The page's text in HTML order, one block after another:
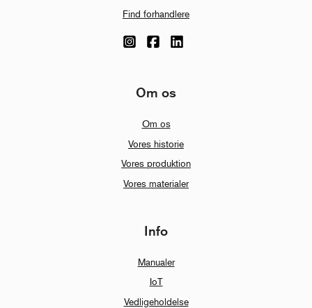
Find forhandlere
Om os
Om os
Vores historie
Vores produktion
Vores materialer
Info
Manualer
IoT
Vedligeholdelse